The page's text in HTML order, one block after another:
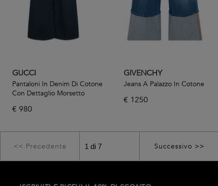
GUCCI
Pantaloni In Denim Di Cotone
Con Dettaglio Morsetto
€ 980
GIVENCHY
Jeans A Palazzo In Cotone
€ 1250
<< Precedente Successivo >>